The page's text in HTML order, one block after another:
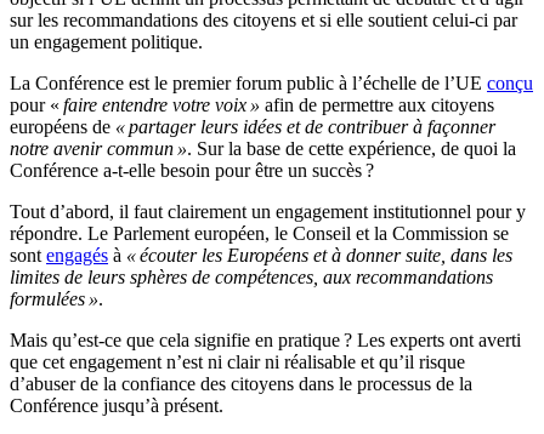
sur les recommandations des citoyens et si elle soutient celui-ci par
un engagement politique.
La Conférence est le premier forum public à l’échelle de l’UE conçu
pour « faire entendre votre voix » afin de permettre aux citoyens
européens de « partager leurs idées et de contribuer à façonner
notre avenir commun ». Sur la base de cette expérience, de quoi la
Conférence a-t-elle besoin pour être un succès ?
Tout d’abord, il faut clairement un engagement institutionnel pour y
répondre. Le Parlement européen, le Conseil et la Commission se
sont engagés à « écouter les Européens et à donner suite, dans les
limites de leurs sphères de compétences, aux recommandations
formulées ».
Mais qu’est-ce que cela signifie en pratique ? Les experts ont averti
que cet engagement n’est ni clair ni réalisable et qu’il risque
d’abuser de la confiance des citoyens dans le processus de la
Conférence jusqu’à présent.